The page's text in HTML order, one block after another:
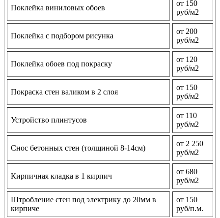
Поклейка виниловых обоев
от 150
руб/м2
Поклейка с подбором рисунка
от 200
руб/м2
Поклейка обоев под покраску
от 120
руб/м2
Покраска стен валиком в 2 слоя
от 150
руб/м2
Устройство плинтусов
от 110
руб/м2
Снос бетонных стен (толщиной 8-14см)
от 2 250
руб/м2
Кирпичная кладка в 1 кирпич
от 680
руб/м2
Штробление стен под электрику до 20мм в
кирпиче
от 150
руб/п.м.